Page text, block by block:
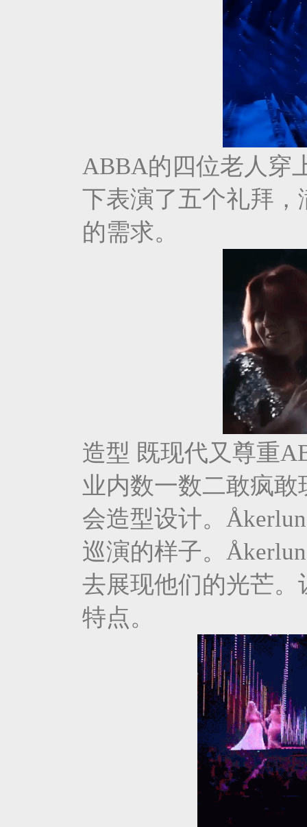
ABBA的四位老人穿
下表演了五个礼拜
的需求。
造型 既现代又尊重
业内数一数二敢疯
会造型设计。
巡演的样子。
去展现他们的光芒
特点。